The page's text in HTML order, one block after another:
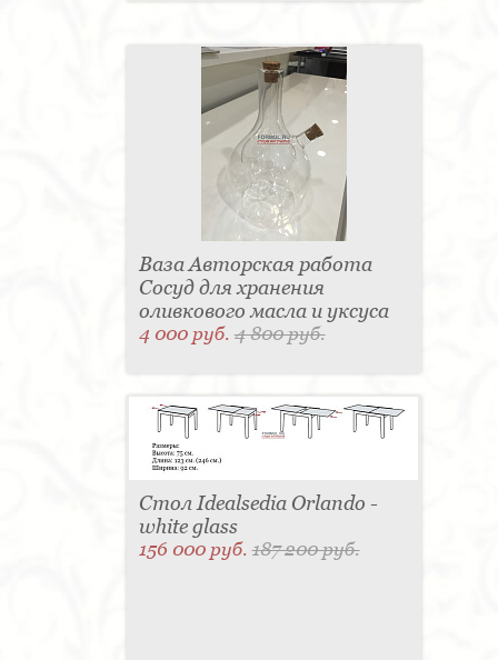
Ваза Авторская работа
Сосуд для хранения
оливкового масла и уксуса
4 000 руб.4 800 руб.
Стол Idealsedia Orlando -
white glass
156 000 руб.187 200 руб.